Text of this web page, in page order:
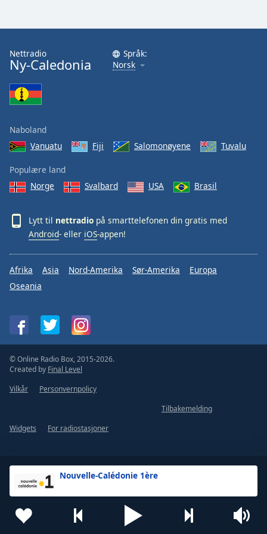
Nouvelle-Calédonie 1ère
Nettradio
Ny-Caledonia
Språk:
Norsk
Naboland
Vanuatu
Fiji Salomonøyene Tuvalu
Populære land
Norge
Svalbard USA Brasil
Lytt til nettradio på smarttelefonen din gratis med
Android- eller iOS-appen!
Afrika Asia Nord-Amerika Sør-Amerika
Europa
Oseania
© Online Radio Box, 2015-2026.
Created by Final Level
Vilkår
Personvernpolicy
Tilbakemelding
Widgets
For radiostasjoner